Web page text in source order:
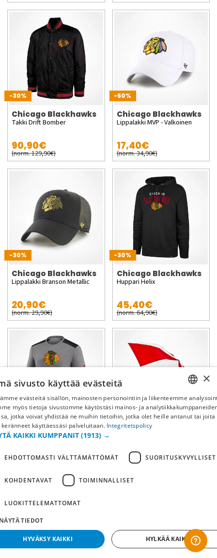
-30%
Chicago Blackhawks
Takki Drift Bomber
90,90€
(norm. 129,90€)
-50%
Chicago Blackhawks
Lippalakki MVP - Valkoinen
17,40€
(norm. 34,90€)
-30%
Chicago Blackhawks
Lippalakki Branson Metallic
20,90€
(norm. 29,90€)
-30%
Chicago Blackhawks
Huppari Helix
45,40€
(norm. 64,90€)
-50%
Chicago Blackhawks
T-paita Travel & Training
-30%
Chicago Blackhawks
20,90€
FI
×
sivusto käyttää evästeitä
evästeitä sisällön, mainosten personointiin ja liikenteemme
myös tietoja sivustomme käytöstäsi mainos- ja
jotka voivat yhdistää ne muihin tietoihin, jotka olet heille antanut tai joita
keränneet käyttäessäsi palveluitaan. Integritetspolicy
KAIKKI KUMPPANIT (1913) →
EHDOTTOMASTI VÄLTTÄMÄTTÖMÄT SUORITUSKYVYLLISET
KOHDENTAVAT TOIMINNALLISET
LUOKITTELEMATTOMAT
TIEDOT
HYVÄKSY KAIKKI HYLKÄÄ KAIKKI